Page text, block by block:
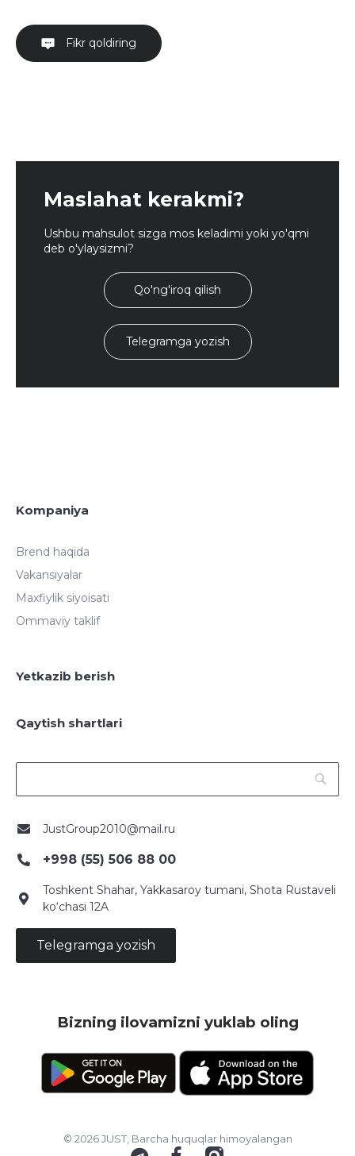
Fikr qoldiring
Maslahat kerakmi?
Ushbu mahsulot sizga mos keladimi yoki yo'qmi
deb o'ylaysizmi?
Qo'ng'iroq qilish
Telegramga yozish
Kompaniya
Brend haqida
Vakansiyalar
Maxfiylik siyoisati
Ommaviy taklif
Yetkazib berish
Qaytish shartlari
JustGroup2010@mail.ru
+998 (55) 506 88 00
Toshkent Shahar, Yakkasaroy tumani, Shota Rustaveli
ko‘chasi 12A
Telegramga yozish
Bizning ilovamizni yuklab oling
© 2026 JUST, Barcha huquqlar himoyalangan